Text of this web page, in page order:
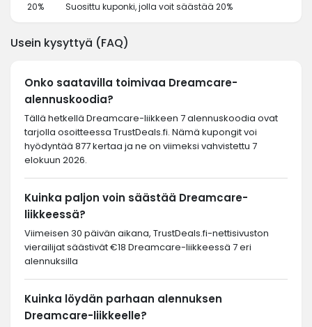
20% Suosittu kuponki, jolla voit säästää 20%
Usein kysyttyä (FAQ)
Onko saatavilla toimivaa Dreamcare-
alennuskoodia?
Tällä hetkellä Dreamcare-liikkeen 7 alennuskoodia ovat
tarjolla osoitteessa TrustDeals.fi. Nämä kupongit voi
hyödyntää 877 kertaa ja ne on viimeksi vahvistettu 7
elokuun 2026.
Kuinka paljon voin säästää Dreamcare-
liikkeessä?
Viimeisen 30 päivän aikana, TrustDeals.fi-nettisivuston
vierailijat säästivät €18 Dreamcare-liikkeessä 7 eri
alennuksilla
Kuinka löydän parhaan alennuksen
Dreamcare-liikkeelle?